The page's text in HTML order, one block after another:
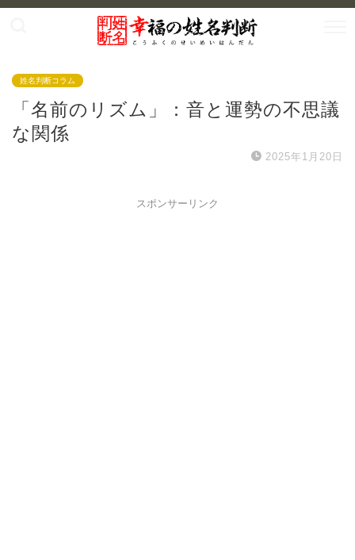
姓名判断コラム
「名前のリズム」：音と運勢の不思議
な関係
2025年1月20日
スポンサーリンク